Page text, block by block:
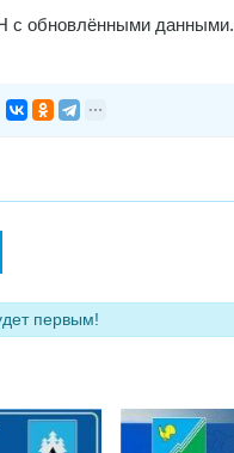
с обновлёнными данными.
первым!